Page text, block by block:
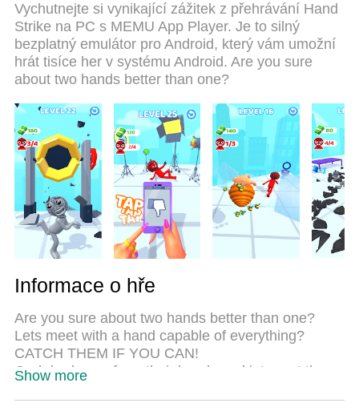
Strike on PC. Prepared with our expertise, the
exquisite preset keymapping system makes Hand
Strike a real PC game. MEmu multi-instance
manager makes playing 2 or more accounts on the
same device possible. And the most important, our
potential of your PC, make everything smooth.
Vychutnejte si vynikající zážitek z přehrávání Hand
Strike na PC s MEMU App Player. Je to silný
bezplatný emulátor pro Android, který vám umožní
hrát tisíce her v systému Android. Are you sure
about two hands better than one?
Informace o hře
Are you sure about two hands better than one?
Lets meet with a hand capable of everything?
CATCH THEM IF YOU CAN!
Grab bad guys from their heads and interract them
Show more